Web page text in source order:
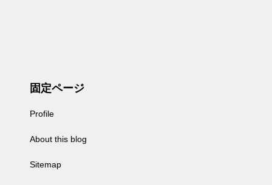
固定ページ
Profile
About this blog
Sitemap